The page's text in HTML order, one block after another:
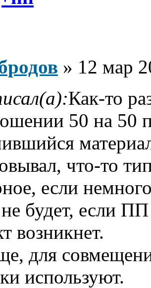
» 12 мар
Как-то
50 на 50
что-то
если
не будет, если
возникнет.
для
используют.